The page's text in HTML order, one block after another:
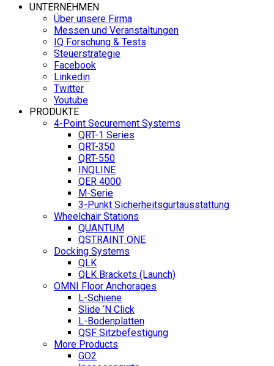
UNTERNEHMEN
Über unsere Firma
Messen und Veranstaltungen
IQ Forschung & Tests
Steuerstrategie
Facebook
Linkedin
Twitter
Youtube
PRODUKTE
4-Point Securement Systems
QRT-1 Series
QRT-350
QRT-550
INQLINE
QER 4000
M-Serie
3-Punkt Sicherheitsgurtausstattung
Wheelchair Stations
QUANTUM
QSTRAINT ONE
Docking Systems
QLK
QLK Brackets (Launch)
OMNI Floor Anchorages
L-Schiene
Slide ‘N Click
L-Bodenplatten
QSF Sitzbefestigung
More Products
GO2